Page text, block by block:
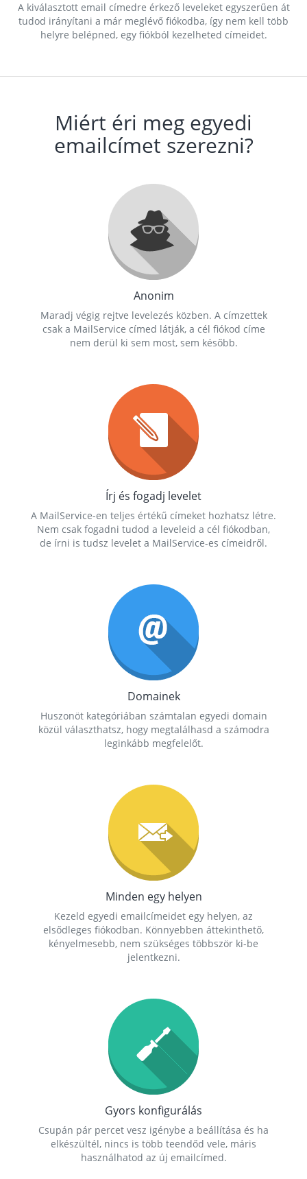
A kiválasztott email címedre érkező leveleket egyszerűen át
tudod irányítani a már meglévő fiókodba, így nem kell több
helyre belépned, egy fiókból kezelheted címeidet.
Miért éri meg egyedi
emailcímet szerezni?
Anonim
Maradj végig rejtve levelezés közben. A címzettek
csak a MailService címed látják, a cél fiókod címe
nem derül ki sem most, sem később.
Írj és fogadj levelet
A MailService-en teljes értékű címeket hozhatsz létre.
Nem csak fogadni tudod a leveleid a cél fiókodban,
de írni is tudsz levelet a MailService-es címeidről.
Domainek
Huszonöt kategóriában számtalan egyedi domain
közül választhatsz, hogy megtalálhasd a számodra
leginkább megfelelőt.
Minden egy helyen
Kezeld egyedi emailcímeidet egy helyen, az
elsődleges fiókodban. Könnyebben áttekinthető,
kényelmesebb, nem szükséges többször ki-be
jelentkezni.
Gyors konfigurálás
Csupán pár percet vesz igénybe a beállítása és ha
elkészültél, nincs is több teendőd vele, máris
használhatod az új emailcímed.